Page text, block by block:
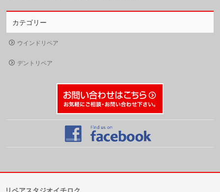
カテゴリー
ウインドリペア
デントリペア